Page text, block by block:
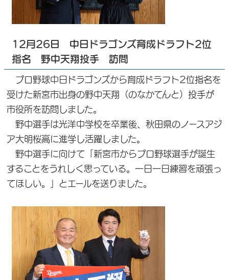
12月26日 中日ドラゴンズ育成ドラフト2位
指名 野中天翔投手 訪問
プロ野球中日ドラゴンズから育成ドラフト2位指名を
受けた新宮市出身の野中天翔（のなかてんと）投手が
市役所を訪問しました。
野中選手は光洋中学校を卒業後、秋田県のノースアジ
ア大明桜高に進学し活躍しました。
野中選手に向けて「新宮市からプロ野球選手が誕生
することをうれしく思っている。一日一日練習を頑張っ
てほしい。」とエールを送りました。